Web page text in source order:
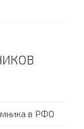
в РФО